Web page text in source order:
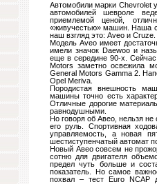
Автомобили марки Сhevrolet
автомобилей шевроле
приемлемой ценой,
«живучестью» машин. Наша
наш взгляд это: Aveo и Cruze.
Модель Aveo имеет
имели значок Daewoo и
еще в середине 90-х. Сейчас
Motors заметно освежила
General Motors Gamma 2.
Opel Meriva.
Породистая внешность
машины точно есть
Отличные дорогие
равнодушными.
Но говоря об Авео, нельзя не
его руль. Спортивная
управляемость, а новая
шестиступенчатый автомат
Новый Авео совсем не
сотню для двигателя
предел чуть больше и
показатель. Но самое
похвал – тест Euro